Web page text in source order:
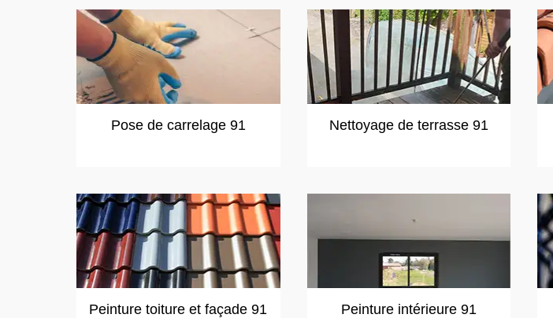
Pose de carrelage 91 Nettoyage de terrasse 91
Peinture toiture et façade 91 Peinture intérieure 91